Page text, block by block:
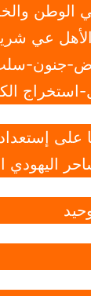
الوطن
عي
جنون-
على
اليهودي